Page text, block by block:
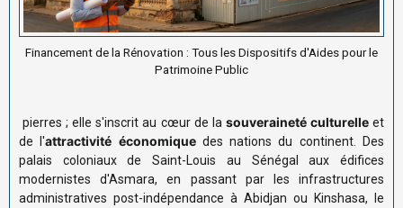
Financement de la Rénovation : Tous les Dispositifs d'Aides pour le
Patrimoine Public
pierres ; elle s'inscrit au cœur de la souveraineté culturelleet
de l'attractivité économiquedes nations du continent. Des
palais coloniaux de Saint-Louis au Sénégal aux édifices
modernistes d'Asmara, en passant par les infrastructures
administratives post-indépendance à Abidjan ou Kinshasa, le